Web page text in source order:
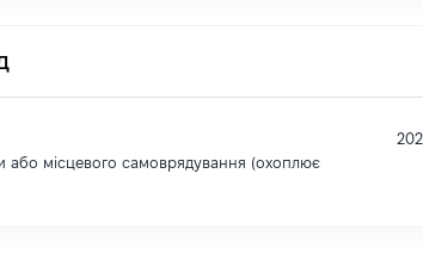
місцевого самоврядування (охоплює